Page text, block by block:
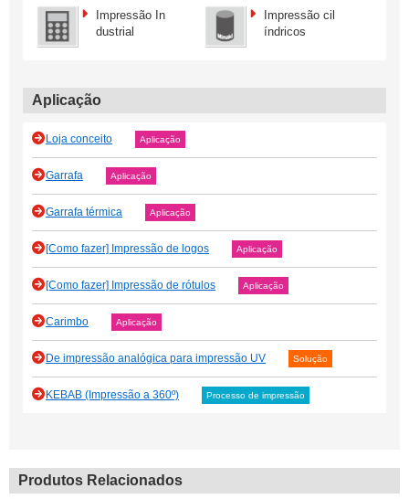
Impressão In
dustrial
Impressão cil
índricos
Aplicação
Loja conceito Aplicação
Garrafa Aplicação
Garrafa térmica Aplicação
[Como fazer] Impressão de logos Aplicação
[Como fazer] Impressão de rótulos Aplicação
Carimbo Aplicação
De impressão analógica para impressão UV Solução
KEBAB (Impressão a 360º) Processo de impressão
Produtos Relacionados